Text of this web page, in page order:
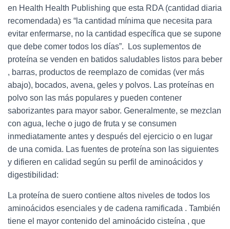
en Health Health Publishing que esta RDA (cantidad diaria
recomendada) es “la cantidad mínima que necesita para
evitar enfermarse, no la cantidad específica que se supone
que debe comer todos los días”. Los suplementos de
proteína se venden en batidos saludables listos para beber
, barras, productos de reemplazo de comidas (ver más
abajo), bocados, avena, geles y polvos. Las proteínas en
polvo son las más populares y pueden contener
saborizantes para mayor sabor. Generalmente, se mezclan
con agua, leche o jugo de fruta y se consumen
inmediatamente antes y después del ejercicio o en lugar
de una comida. Las fuentes de proteína son las siguientes
y difieren en calidad según su perfil de aminoácidos y
digestibilidad:
La proteína de suero contiene altos niveles de todos los
aminoácidos esenciales y de cadena ramificada . También
tiene el mayor contenido del aminoácido cisteína , que